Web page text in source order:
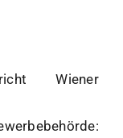
Wiener
: